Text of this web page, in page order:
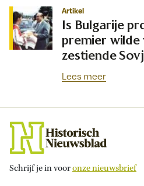
Artikel
Is Bulgarije
premier wilde
zestiende
Lees meer
Schrijf je in vooronze nieuwsbrief